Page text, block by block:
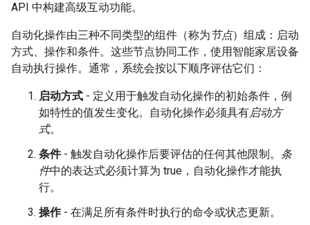
API 中构建高级互动功能。
自动化操作由三种不同类型的组件（称为 节点）组成：启动
方式、操作和条件。这些节点协同工作，使用智能家居设备
自动执行操作。通常，系统会按以下顺序评估它们：
启动方式 - 定义用于触发自动化操作的初始条件，例
如特性的值发生变化。自动化操作必须具有启动方
式。
条件- 触发自动化操作后要评估的任何其他限制。 条
件中的表达式必须计算为 true，自动化操作才能执
行。
操作- 在满足所有条件时执行的命令或状态更新。